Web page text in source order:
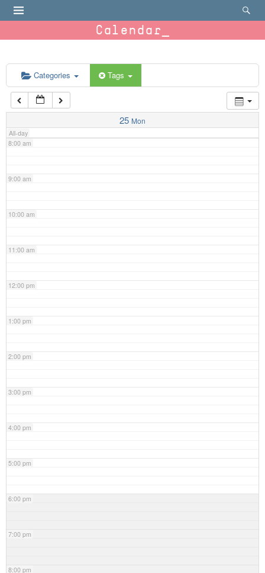
Calendar
Categories Tags
25 Mon
All-day
6:00 am
7:00 am
8:00 am
9:00 am
10:00 am
11:00 am
12:00 pm
1:00 pm
2:00 pm
3:00 pm
4:00 pm
5:00 pm
6:00 pm
7:00 pm
8:00 pm